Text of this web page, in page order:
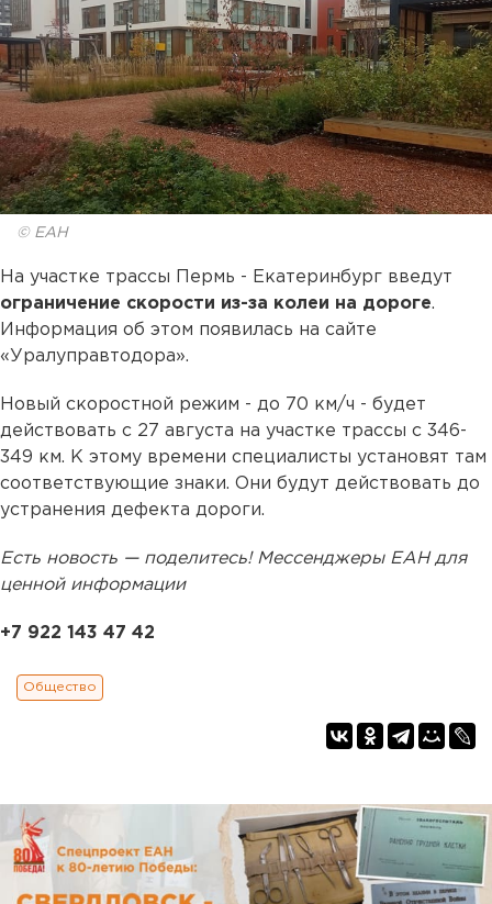
© ЕАН
На участке трассы Пермь - Екатеринбург введут
ограничение скорости из-за колеи на дороге.
Информация об этом появилась на сайте
«Уралуправтодора».
Новый скоростной режим - до 70 км/ч - будет
действовать с 27 августа на участке трассы с 346-
349 км. К этому времени специалисты установят там
соответствующие знаки. Они будут действовать до
устранения дефекта дороги.
Есть новость — поделитесь! Мессенджеры ЕАН для
ценной информации
+7 922 143 47 42
Общество